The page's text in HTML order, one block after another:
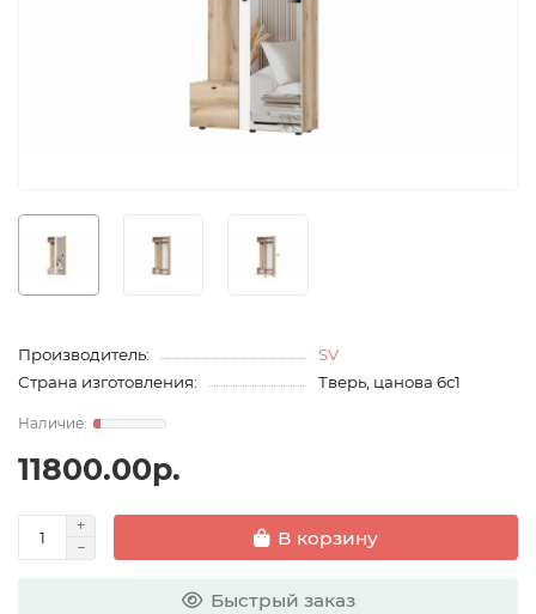
Производитель:
SV
Страна изготовления:
Тверь, цанова 6с1
11800.00р.
В корзину
Быстрый заказ